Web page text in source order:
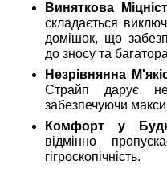
Виняткова
складається
домішок, що
до зносу та
Незрівнянна
Страйп дарує
забезпечуючи
Комфорт у
відмінно
гігроскопічність.